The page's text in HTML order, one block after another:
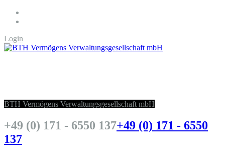
Login
BTH Vermögens Verwaltungsgesellschaft mbH
+49 (0) 171 - 6550 137+49 (0) 171 - 6550
137